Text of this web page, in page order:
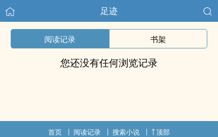
足迹
阅读记录 书架
您还没有任何浏览记录
首页 阅读记录 搜索小说 顶部